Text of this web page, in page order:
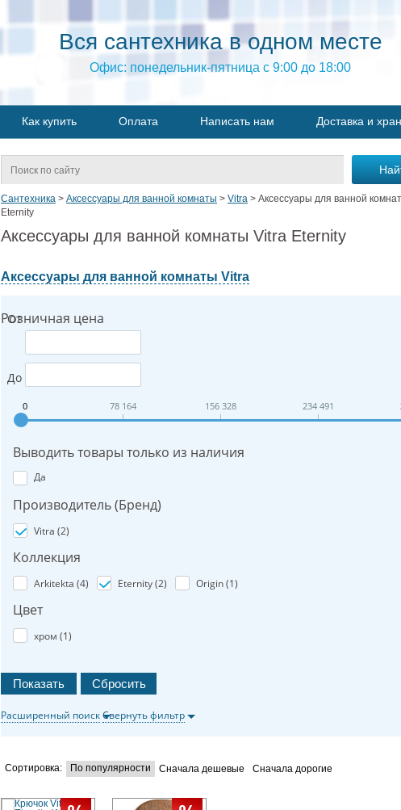
Вся сантехника в одном месте
Офис: понедельник-пятница с 9:00 до 18:00
Как купить Оплата Написать нам Доставка и
Сантехника > Аксессуары для ванной комнаты > Vitra > Аксессуары для ванной
Eternity
Аксессуары для ванной комнаты Vitra Eternity
Аксессуары для ванной комнаты Vitra
Розничная цена
От
До
0 78 164 156 328 234 491
Выводить товары только из наличия
Да
Производитель (Бренд)
Vitra (2)
Коллекция
Arkitekta (4) Eternity (2) Origin (1)
Цвет
хром (1)
Расширенный поискСвернуть фильтр
Сортировка: По популярности Сначала дешевые Сначала дорогие